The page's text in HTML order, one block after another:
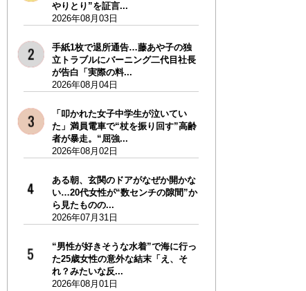
やりとり”を証言...
2026年08月03日
手紙1枚で退所通告…藤あや子の独
立トラブルにバーニング二代目社長
が告白「実際の料...
2026年08月04日
「叩かれた女子中学生が泣いてい
た」満員電車で“杖を振り回す”高齢
者が暴走。“屈強...
2026年08月02日
ある朝、玄関のドアがなぜか開かな
い…20代女性が“数センチの隙間”か
ら見たものの...
2026年07月31日
“男性が好きそうな水着”で海に行っ
た25歳女性の意外な結末「え、そ
れ？みたいな反...
2026年08月01日